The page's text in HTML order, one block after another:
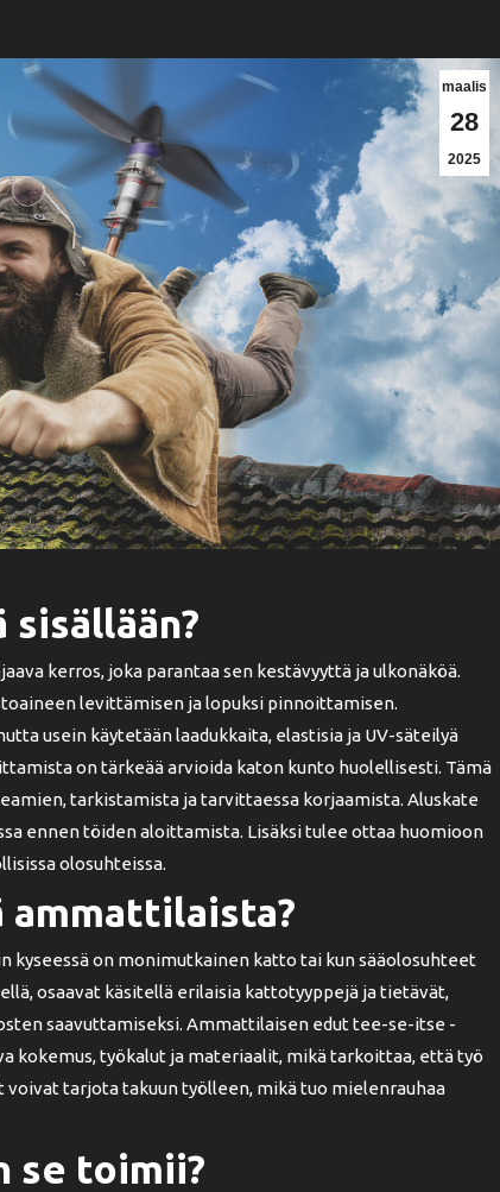
maalis
28
2025
kerros, joka parantaa sen kestävyyttä ja ulkonäköä.
levittämisen ja lopuksi pinnoittamisen.
usein käytetään laadukkaita, elastisia ja UV-säteilyä
on tärkeää arvioida katon kunto huolellisesti. Tämä
tarkistamista ja tarvittaessa korjaamista. Aluskate
ennen töiden aloittamista. Lisäksi tulee ottaa huomioon
olosuhteissa.
on monimutkainen katto tai kun sääolosuhteet
osaavat käsitellä erilaisia kattotyyppejä ja tietävät,
saavuttamiseksi. Ammattilaisen edut tee-se-itse -
kokemus, työkalut ja materiaalit, mikä tarkoittaa, että työ
tarjota takuun työlleen, mikä tuo mielenrauhaa
se toimii?